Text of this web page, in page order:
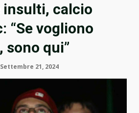
insulti, calcio
“Se vogliono
sono qui”
Settembre 21, 2024